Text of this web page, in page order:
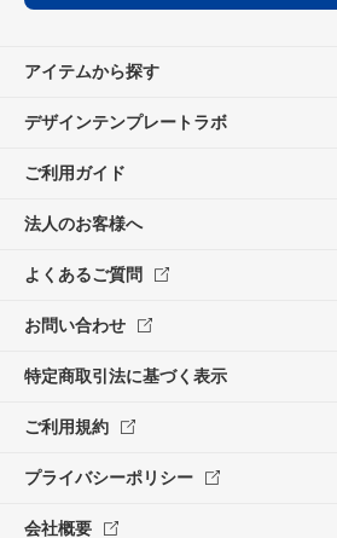
アイテムから探す
デザインテンプレートラボ
ご利用ガイド
法人のお客様へ
よくあるご質問
お問い合わせ
特定商取引法に基づく表示
ご利用規約
プライバシーポリシー
会社概要